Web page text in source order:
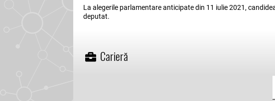
La alegerile parlamentare anticipate din 11 iulie 2021,
deputat.
Carieră